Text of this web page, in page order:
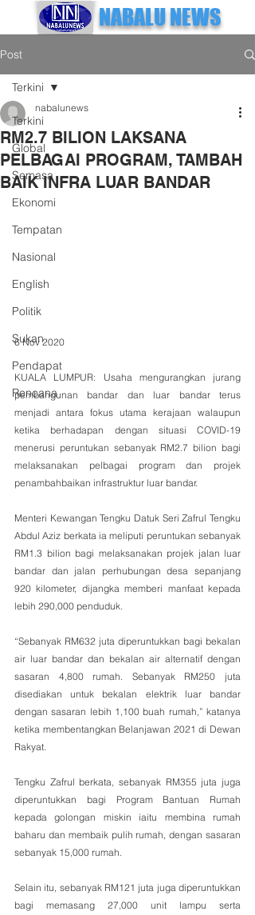
NABALU NEWS
Post
Terkini
Global
Semasa
Ekonomi
Tempatan
Nasional
English
Politik
Sukan
Pendapat
Rencana
Terkini
RM2.7 BILION LAKSANA
PELBAGAI PROGRAM, TAMBAH
BAIK INFRA LUAR BANDAR
nabalunews
6 Nov 2020
KUALA LUMPUR: Usaha mengurangkan jurang
pembangunan bandar dan luar bandar terus
menjadi antara fokus utama kerajaan walaupun
ketika berhadapan dengan situasi COVID-19
menerusi peruntukan sebanyak RM2.7 bilion bagi
melaksanakan pelbagai program dan projek
penambahbaikan infrastruktur luar bandar.
Menteri Kewangan Tengku Datuk Seri Zafrul Tengku
Abdul Aziz berkata ia meliputi peruntukan sebanyak
RM1.3 bilion bagi melaksanakan projek jalan luar
bandar dan jalan perhubungan desa sepanjang
920 kilometer, dijangka memberi manfaat kepada
lebih 290,000 penduduk.
“Sebanyak RM632 juta diperuntukkan bagi bekalan
air luar bandar dan bekalan air alternatif dengan
sasaran 4,800 rumah. Sebanyak RM250 juta
disediakan untuk bekalan elektrik luar bandar
dengan sasaran lebih 1,100 buah rumah,” katanya
ketika membentangkan Belanjawan 2021 di Dewan
Rakyat.
Tengku Zafrul berkata, sebanyak RM355 juta juga
diperuntukkan bagi Program Bantuan Rumah
kepada golongan miskin iaitu membina rumah
baharu dan membaik pulih rumah, dengan sasaran
sebanyak 15,000 rumah.
Selain itu, sebanyak RM121 juta juga diperuntukkan
bagi memasang 27,000 unit lampu serta